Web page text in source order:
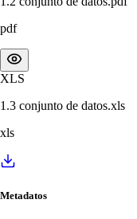
pdf
XLS
1.3 conjunto de datos.xls
xls
Metadatos